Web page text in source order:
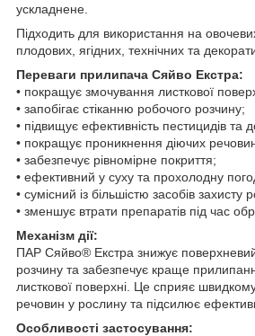
ускладнене.
Підходить для використання на
плодових, ягідних, технічних та
Переваги прилипача Сяйво Екстра:
• покращує змочування листкової
• запобігає стіканню робочого розчину;
• підвищує ефективність пестицидів та
• покращує проникнення діючих
• забезпечує рівномірне покриття;
• ефективний у суху та прохолодну
• сумісний із більшістю засобів захисту
• зменшує втрати препаратів під час
Механізм дії:
ПАР Сяйво® Екстра знижує
розчину та забезпечує краще
листкової поверхні. Це сприяє
речовин у рослину та підсилює
Особливості застосування: